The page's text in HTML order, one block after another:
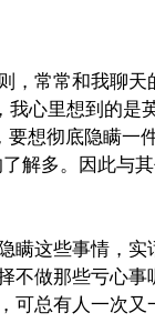
，常常和我聊
心里想到的是
想彻底隐瞒一
解多。因此与
这些事情，实
不做那些亏心
总有人一次又